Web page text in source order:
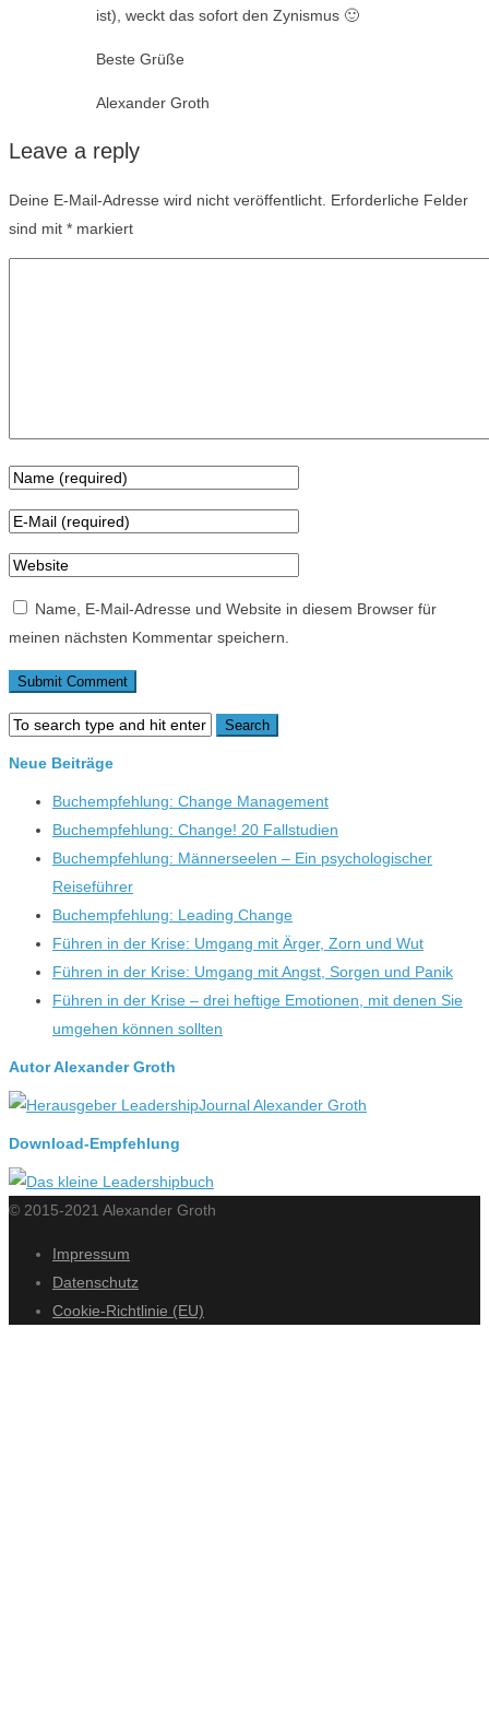
ist), weckt das sofort den Zynismus 🙂
Beste Grüße
Alexander Groth
Leave a reply
Deine E-Mail-Adresse wird nicht veröffentlicht. Erforderliche Felder
sind mit * markiert
Name, E-Mail-Adresse und Website in diesem Browser für
meinen nächsten Kommentar speichern.
Neue Beiträge
Buchempfehlung: Change Management
Buchempfehlung: Change! 20 Fallstudien
Buchempfehlung: Männerseelen – Ein psychologischer
Reiseführer
Buchempfehlung: Leading Change
Führen in der Krise: Umgang mit Ärger, Zorn und Wut
Führen in der Krise: Umgang mit Angst, Sorgen und Panik
Führen in der Krise – drei heftige Emotionen, mit denen Sie
umgehen können sollten
Autor Alexander Groth
Download-Empfehlung
© 2015-2021 Alexander Groth
Impressum
Datenschutz
Cookie-Richtlinie (EU)